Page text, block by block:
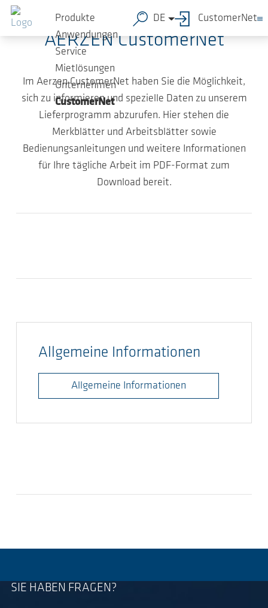
Zum Hauptinhalt springen
Produkte
Anwendungen
Service
Mietlösungen
Unternehmen
CustomerNet
DE CustomerNet
Willkommen beim
AERZEN CustomerNet
Im Aerzen CustomerNet haben Sie die Möglichkeit,
sich zu informieren und spezielle Daten zu unserem
Lieferprogramm abzurufen. Hier stehen die
Merkblätter und Arbeitsblätter sowie
Bedienungsanleitungen und weitere Informationen
für Ihre tägliche Arbeit im PDF-Format zum
Download bereit.
Allgemeine Informationen
Allgemeine Informationen
SIE HABEN FRAGEN?